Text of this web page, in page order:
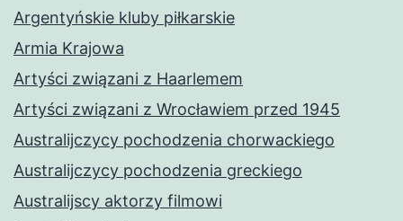
Argentyńskie kluby piłkarskie
Armia Krajowa
Artyści związani z Haarlemem
Artyści związani z Wrocławiem przed 1945
Australijczycy pochodzenia chorwackiego
Australijczycy pochodzenia greckiego
Australijscy aktorzy filmowi